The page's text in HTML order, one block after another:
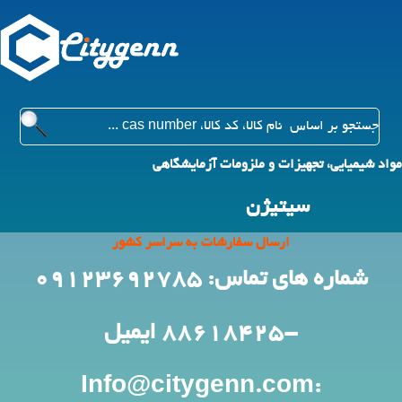
مواد شیمیایی، تجهیزات و ملزومات آزمایشگاهی
سیتیژن
ارسال سفارشات به سراسر کشور
شماره های تماس: 09123692785
-88618425 ایمیل
:Info@citygenn.com